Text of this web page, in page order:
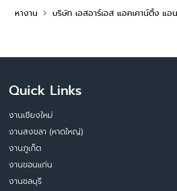
หางาน บริษัท เอสอาร์เอส แอคเคาน์ติ้ง แอ
Quick Links
งานเชียงใหม่
งานสงขลา (หาดใหญ่)
งานภูเก็ต
งานขอนแก่น
งานชลบุรี